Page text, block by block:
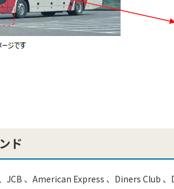
ド
JCB 、American Express 、Diners Club